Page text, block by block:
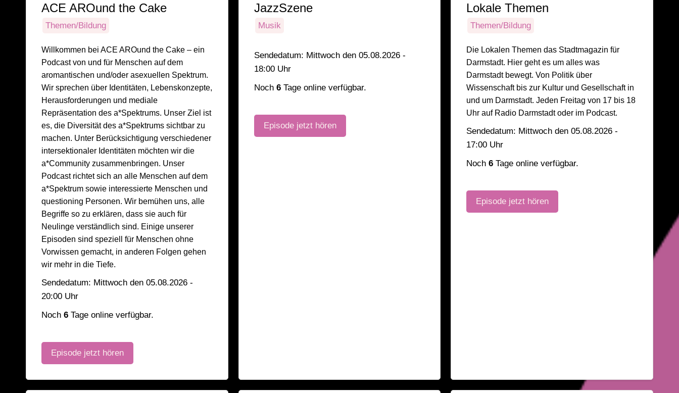
ACE AROund the Cake
Themen/Bildung
Willkommen bei ACE AROund the Cake – ein
Podcast von und für Menschen auf dem
aromantischen und/oder asexuellen Spektrum.
Wir sprechen über Identitäten, Lebenskonzepte,
Herausforderungen und mediale
Repräsentation des a*Spektrums. Unser Ziel ist
es, die Diversität des a*Spektrums sichtbar zu
machen. Unter Berücksichtigung verschiedener
intersektionaler Identitäten möchten wir die
a*Community zusammenbringen. Unser
Podcast richtet sich an alle Menschen auf dem
a*Spektrum sowie interessierte Menschen und
questioning Personen. Wir bemühen uns, alle
Begriffe so zu erklären, dass sie auch für
Neulinge verständlich sind. Einige unserer
Episoden sind speziell für Menschen ohne
Vorwissen gemacht, in anderen Folgen gehen
wir mehr in die Tiefe.
Sendedatum: Mittwoch den 05.08.2026 -
20:00 Uhr
Noch 6 Tage online verfügbar.
Episode jetzt hören
JazzSzene
Musik
Sendedatum: Mittwoch den 05.08.2026 -
18:00 Uhr
Noch 6Tage online verfügbar.
Episode jetzt hören
Lokale Themen
Themen/Bildung
Die Lokalen Themen das Stadtmagazin für
Darmstadt. Hier geht es um alles was
Darmstadt bewegt. Von Politik über
Wissenschaft bis zur Kultur und Gesellschaft in
und um Darmstadt. Jeden Freitag von 17 bis 18
Uhr auf Radio Darmstadt oder im Podcast.
Sendedatum: Mittwoch den 05.08.2026 -
17:00 Uhr
Noch6 Tage online verfügbar.
Episode jetzt hören